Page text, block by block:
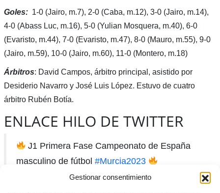
Gestionar consentimiento
Goles:1-0 (Jairo, m.7), 2-0 (Caba, m.12), 3-0 (Jairo, m.14),
4-0 (Abass Luc, m.16), 5-0 (Yulian Mosquera, m.40), 6-0
(Evaristo, m.44), 7-0 (Evaristo, m.47), 8-0 (Mauro, m.55), 9-0
(Jairo, m.59), 10-0 (Jairo, m.60), 11-0 (Montero, m.18)
Árbitros: David Campos, árbitro principal, asistido por
Desiderio Navarro y José Luis López. Estuvo de cuatro
árbitro Rubén Botía.
ENLACE HILO DE TWITTER
J1 Primera Fase Campeonato de España
masculino de fútbol #Murcia2023